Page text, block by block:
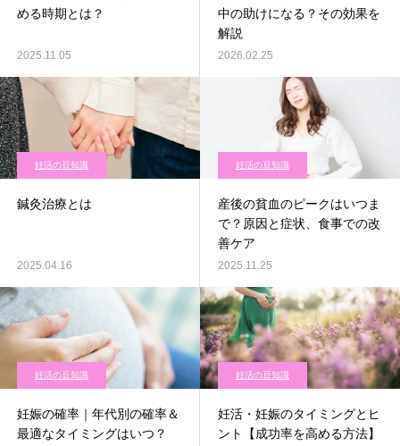
める時期とは？
2025.11.05
中の助けになる？その効果を
解説
2026.02.25
妊活の豆知識
鍼灸治療とは
2025.04.16
妊活の豆知識
産後の貧血のピークはいつま
で？原因と症状、食事での改
善ケア
2025.11.25
妊活の豆知識
妊娠の確率｜年代別の確率＆
最適なタイミングはいつ？
妊活の豆知識
妊活・妊娠のタイミングとヒ
ント【成功率を高める方法】